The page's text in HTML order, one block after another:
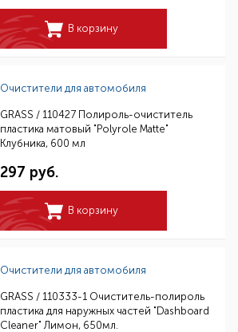
В корзину
Очистители для автомобиля
GRASS / 110427 Полироль-очиститель
пластика матовый "Polyrole Matte"
Клубника, 600 мл
297 руб.
В корзину
Очистители для автомобиля
GRASS / 110333-1 Очиститель-полироль
пластика для наружных частей "Dashboard
Cleaner" Лимон, 650мл.